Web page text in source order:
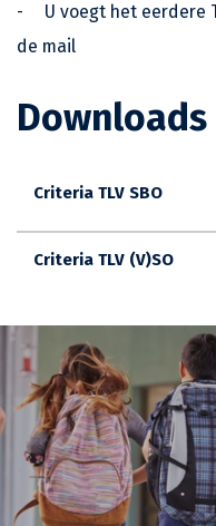
-
U voegt het eerdere
de mail
Downloads
Criteria TLV SBO
Criteria TLV (V)SO